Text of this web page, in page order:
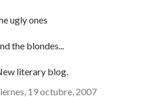
ugly ones
the blondes...
literary blog.
19 octubre, 2007